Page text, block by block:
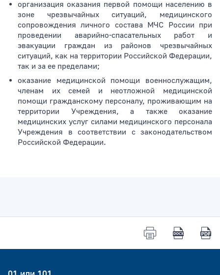
организация оказания первой помощи населению в
зоне чрезвычайных ситуаций, медицинского
сопровождения личного состава МЧС России при
проведении аварийно-спасательных работ и
эвакуации граждан из районов чрезвычайных
ситуаций, как на территории Российской Федерации,
так и за ее пределами;
оказание медицинской помощи военнослужащим,
членам их семей и неотложной медицинской
помощи гражданскому персоналу, проживающим на
территории Учреждения, а также оказание
медицинских услуг силами медицинского персонала
Учреждения в соответствии с законодательством
Российской Федерации.